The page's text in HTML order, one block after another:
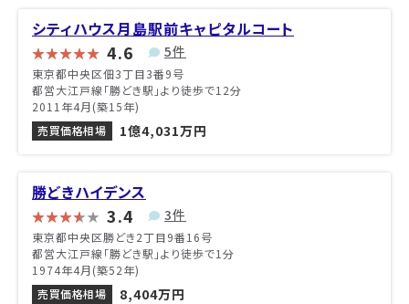
シティハウス月島駅前キャピタルコート
4.6 5件
東京都中央区佃3丁目3番9号
都営大江戸線「勝どき駅」より徒歩で12分
2011年4月(築15年)
売買価格相場
1億4,031万円
勝どきハイデンス
3.4 3件
東京都中央区勝どき2丁目9番16号
都営大江戸線「勝どき駅」より徒歩で1分
1974年4月(築52年)
売買価格相場
8,404万円